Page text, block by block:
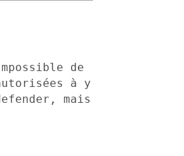
de
à y
mais